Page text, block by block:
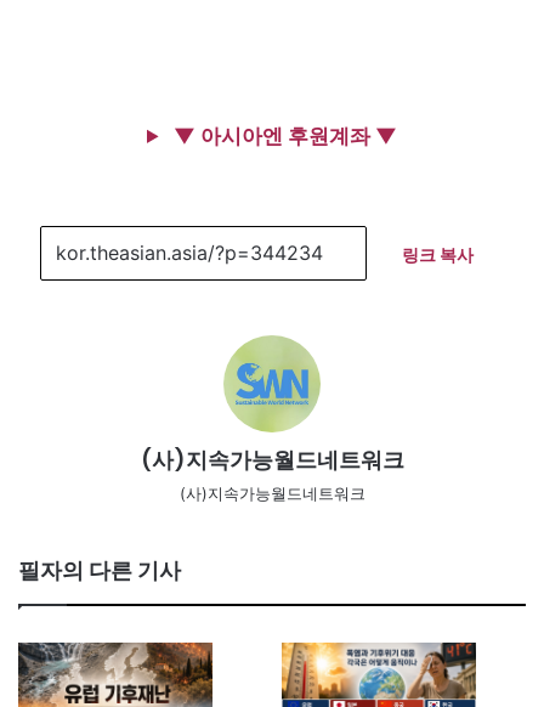
▼ 아시아엔 후원계좌 ▼
링크 복사
(사)지속가능월드네트워크
(사)지속가능월드네트워크
필자의 다른 기사